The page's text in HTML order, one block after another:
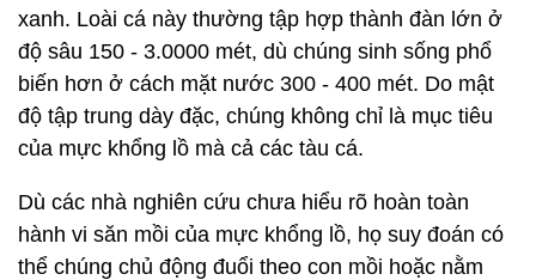
xanh. Loài cá này thường tập hợp thành đàn lớn ở
độ sâu 150 - 3.0000 mét, dù chúng sinh sống phổ
biến hơn ở cách mặt nước 300 - 400 mét. Do mật
độ tập trung dày đặc, chúng không chỉ là mục tiêu
của mực khổng lồ mà cả các tàu cá.
Dù các nhà nghiên cứu chưa hiểu rõ hoàn toàn
hành vi săn mồi của mực khổng lồ, họ suy đoán có
thể chúng chủ động đuổi theo con mồi hoặc nằm